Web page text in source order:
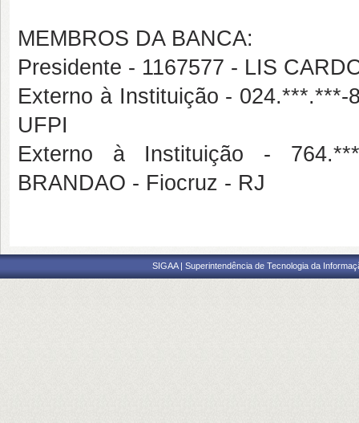
MEMBROS DA BANCA:
Presidente - 1167577 - LIS
Externo à Instituição - 024.***.***-
UFPI
Externo à Instituição -
BRANDAO - Fiocruz - RJ
SIGAA | Superintendência de Tecnologia da